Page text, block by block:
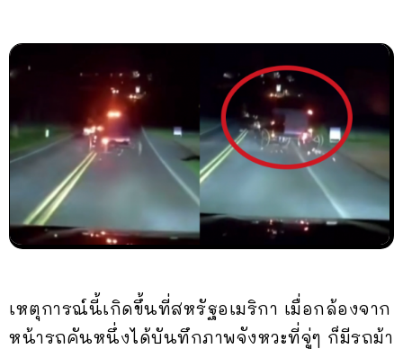
เหตุการณ์นี้เกิดขึ้นที่สหรัฐอเมริกา เมื่อกล้องจาก
หน้ารถคันหนึ่งได้บันทึกภาพจังหวะที่จู่ๆ ก็มีรถม้า